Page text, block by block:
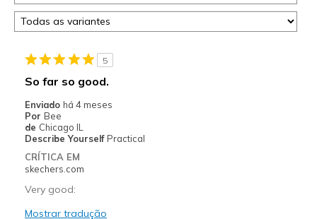
5
So far so good.
Enviado há 4 meses
Por Bee
de Chicago IL
Describe Yourself Practical
CRÍTICA EM
skechers.com
Very good:
Mostrar tradução